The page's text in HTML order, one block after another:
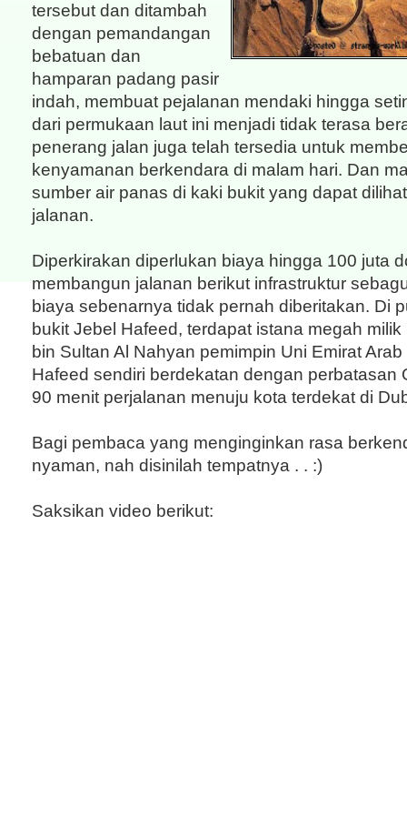
tersebut dan ditambah
dengan pemandangan
bebatuan dan
hamparan padang pasir
indah, membuat pejalanan mendaki hingga
dari permukaan laut ini menjadi tidak terasa
penerang jalan juga telah tersedia untuk
kenyamanan berkendara di malam hari. Dan
sumber air panas di kaki bukit yang dapat
jalanan.
Diperkirakan diperlukan biaya hingga 100 juta
membangun jalanan berikut infrastruktur
biaya sebenarnya tidak pernah diberitakan. Di
bukit Jebel Hafeed, terdapat istana megah
bin Sultan Al Nahyan pemimpin Uni Emirat
Hafeed sendiri berdekatan dengan perbatasan
90 menit perjalanan menuju kota terdekat di
Bagi pembaca yang menginginkan rasa
nyaman, nah disinilah tempatnya . . :)
Saksikan video berikut: